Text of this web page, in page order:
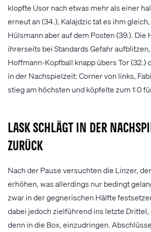
klopfte Usor nach etwas mehr als einer
erneut an (34.), Kalajdzic tat es ihm
Hülsmann aber auf dem Posten (39.). Die
ihrerseits bei Standards Gefahr
Hoffmann-Kopfball knapp übers Tor (32.)
in der Nachspielzeit: Corner von links,
stieg am höchsten und köpfelte zum 1:0
LASK schlägt in der
zurück
Nach der Pause versuchten die Linzer,
erhöhen, was allerdings nur bedingt
zwar in der gegnerischen Hälfte
dabei jedoch zielführend ins letzte
denn in die Box, einzudringen.